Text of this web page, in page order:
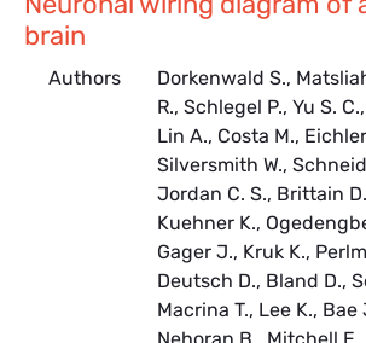
brain
Authors
Dorkenwald S.,
R., Schlegel P., Yu S.
Lin A., Costa M.,
Silversmith W.,
Jordan C. S., Brittain
Kuehner K.,
Gager J., Kruk K.,
Deutsch D., Bland D.,
Macrina T., Lee K., Bae